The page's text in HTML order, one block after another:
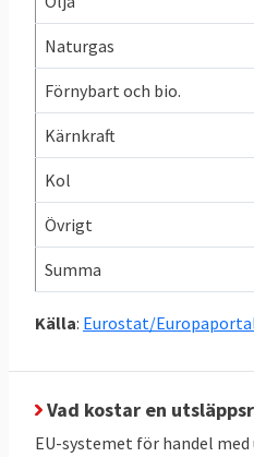
Källor: Klicka på
källa.
Grekland redan i
I graf 1 nedan
enda land redan
det gäller de skarpa
ligger på trettonde
återfinns Malta, Cypern
Naturgas
Förnybart och bio.
Kärnkraft
Kol
Övrigt
Summa
Källa: Eurostat/
Vad kostar en
EU-systemet för handel